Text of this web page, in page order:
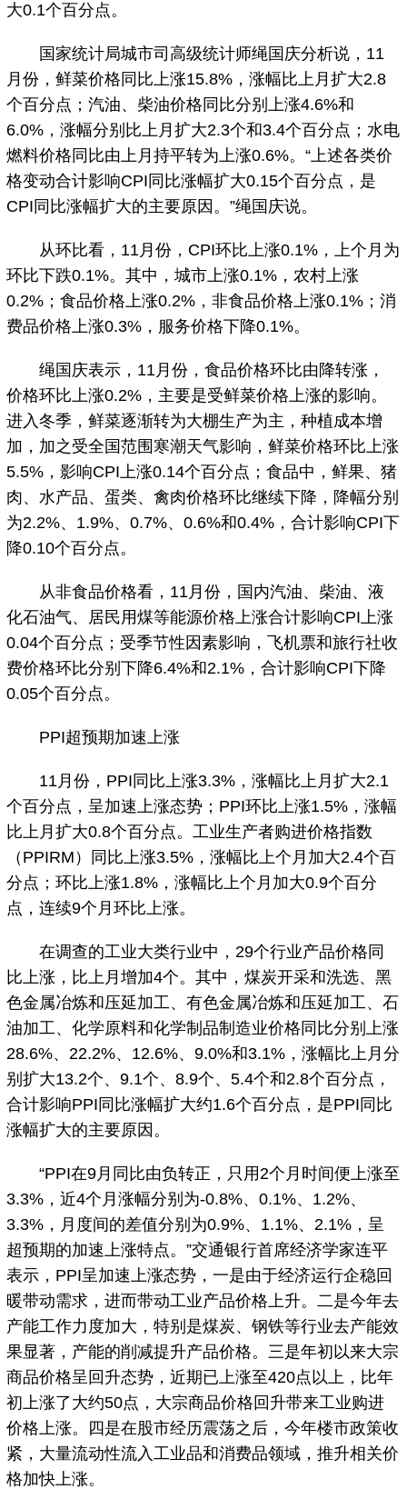
大0.1个百分点。
国家统计局城市司高级统计师绳国庆分析说，11
月份，鲜菜价格同比上涨15.8%，涨幅比上月扩大2.8
个百分点；汽油、柴油价格同比分别上涨4.6%和
6.0%，涨幅分别比上月扩大2.3个和3.4个百分点；水电
燃料价格同比由上月持平转为上涨0.6%。“上述各类价
格变动合计影响CPI同比涨幅扩大0.15个百分点，是
CPI同比涨幅扩大的主要原因。”绳国庆说。
从环比看，11月份，CPI环比上涨0.1%，上个月为
环比下跌0.1%。其中，城市上涨0.1%，农村上涨
0.2%；食品价格上涨0.2%，非食品价格上涨0.1%；消
费品价格上涨0.3%，服务价格下降0.1%。
绳国庆表示，11月份，食品价格环比由降转涨，
价格环比上涨0.2%，主要是受鲜菜价格上涨的影响。
进入冬季，鲜菜逐渐转为大棚生产为主，种植成本增
加，加之受全国范围寒潮天气影响，鲜菜价格环比上涨
5.5%，影响CPI上涨0.14个百分点；食品中，鲜果、猪
肉、水产品、蛋类、禽肉价格环比继续下降，降幅分别
为2.2%、1.9%、0.7%、0.6%和0.4%，合计影响CPI下
降0.10个百分点。
从非食品价格看，11月份，国内汽油、柴油、液
化石油气、居民用煤等能源价格上涨合计影响CPI上涨
0.04个百分点；受季节性因素影响，飞机票和旅行社收
费价格环比分别下降6.4%和2.1%，合计影响CPI下降
0.05个百分点。
PPI超预期加速上涨
11月份，PPI同比上涨3.3%，涨幅比上月扩大2.1
个百分点，呈加速上涨态势；PPI环比上涨1.5%，涨幅
比上月扩大0.8个百分点。工业生产者购进价格指数
（PPIRM）同比上涨3.5%，涨幅比上个月加大2.4个百
分点；环比上涨1.8%，涨幅比上个月加大0.9个百分
点，连续9个月环比上涨。
在调查的工业大类行业中，29个行业产品价格同
比上涨，比上月增加4个。其中，煤炭开采和洗选、黑
色金属冶炼和压延加工、有色金属冶炼和压延加工、石
油加工、化学原料和化学制品制造业价格同比分别上涨
28.6%、22.2%、12.6%、9.0%和3.1%，涨幅比上月分
别扩大13.2个、9.1个、8.9个、5.4个和2.8个百分点，
合计影响PPI同比涨幅扩大约1.6个百分点，是PPI同比
涨幅扩大的主要原因。
“PPI在9月同比由负转正，只用2个月时间便上涨至
3.3%，近4个月涨幅分别为-0.8%、0.1%、1.2%、
3.3%，月度间的差值分别为0.9%、1.1%、2.1%，呈
超预期的加速上涨特点。”交通银行首席经济学家连平
表示，PPI呈加速上涨态势，一是由于经济运行企稳回
暖带动需求，进而带动工业产品价格上升。二是今年去
产能工作力度加大，特别是煤炭、钢铁等行业去产能效
果显著，产能的削减提升产品价格。三是年初以来大宗
商品价格呈回升态势，近期已上涨至420点以上，比年
初上涨了大约50点，大宗商品价格回升带来工业购进
价格上涨。四是在股市经历震荡之后，今年楼市政策收
紧，大量流动性流入工业品和消费品领域，推升相关价
格加快上涨。